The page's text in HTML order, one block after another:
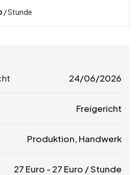
/ Stunde
24/06/2026
Freigericht
Produktion, Handwerk
27 Euro - 27 Euro / Stunde